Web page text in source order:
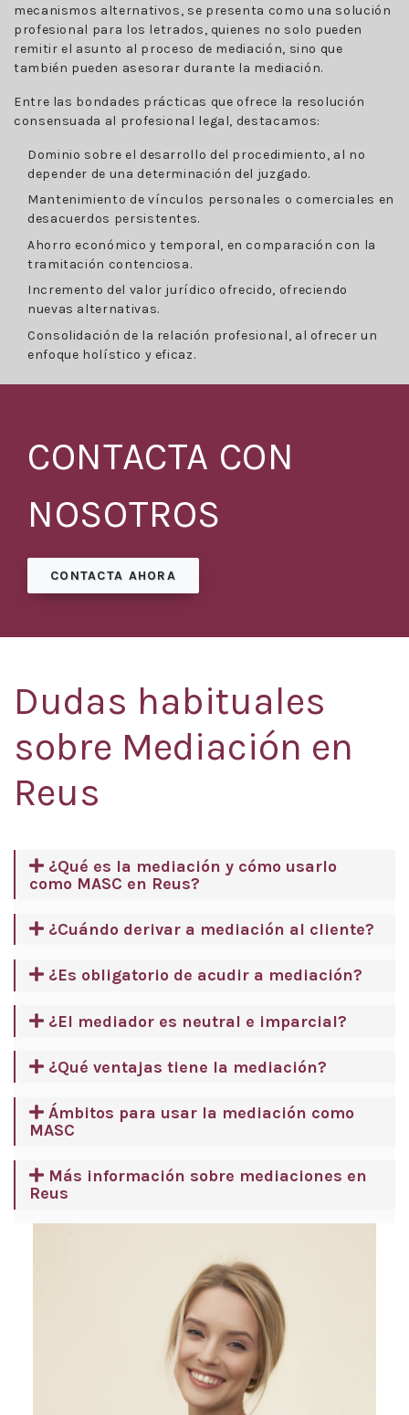
mecanismos alternativos, se presenta como una solución
profesional para los letrados, quienes no solo pueden
remitir el asunto al proceso de mediación, sino que
también pueden asesorar durante la mediación.
Entre las bondades prácticas que ofrece la resolución
consensuada al profesional legal, destacamos:
Dominio sobre el desarrollo del procedimiento, al no
depender de una determinación del juzgado.
Mantenimiento de vínculos personales o comerciales en
desacuerdos persistentes.
Ahorro económico y temporal, en comparación con la
tramitación contenciosa.
Incremento del valor jurídico ofrecido, ofreciendo
nuevas alternativas.
Consolidación de la relación profesional, al ofrecer un
enfoque holístico y eficaz.
CONTACTA CON
NOSOTROS
CONTACTA AHORA
Dudas habituales
sobre Mediación en
Reus
¿Qué es la mediación y cómo usarlo
como MASC en Reus?
¿Cuándo derivar a mediación al cliente?
¿Es obligatorio de acudir a mediación?
¿El mediador es neutral e imparcial?
¿Qué ventajas tiene la mediación?
Ámbitos para usar la mediación como
MASC
Más información sobre mediaciones en
Reus